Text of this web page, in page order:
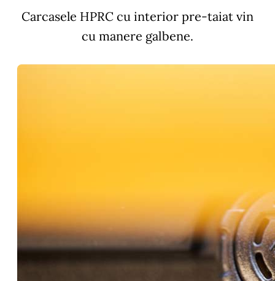
Carcasele HPRC cu interior pre-taiat vin
cu manere galbene.